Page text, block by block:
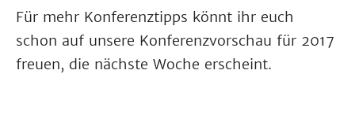
Für mehr Konferenztipps könnt ihr euch
schon auf unsere Konferenzvorschau für 2017
freuen, die nächste Woche erscheint.